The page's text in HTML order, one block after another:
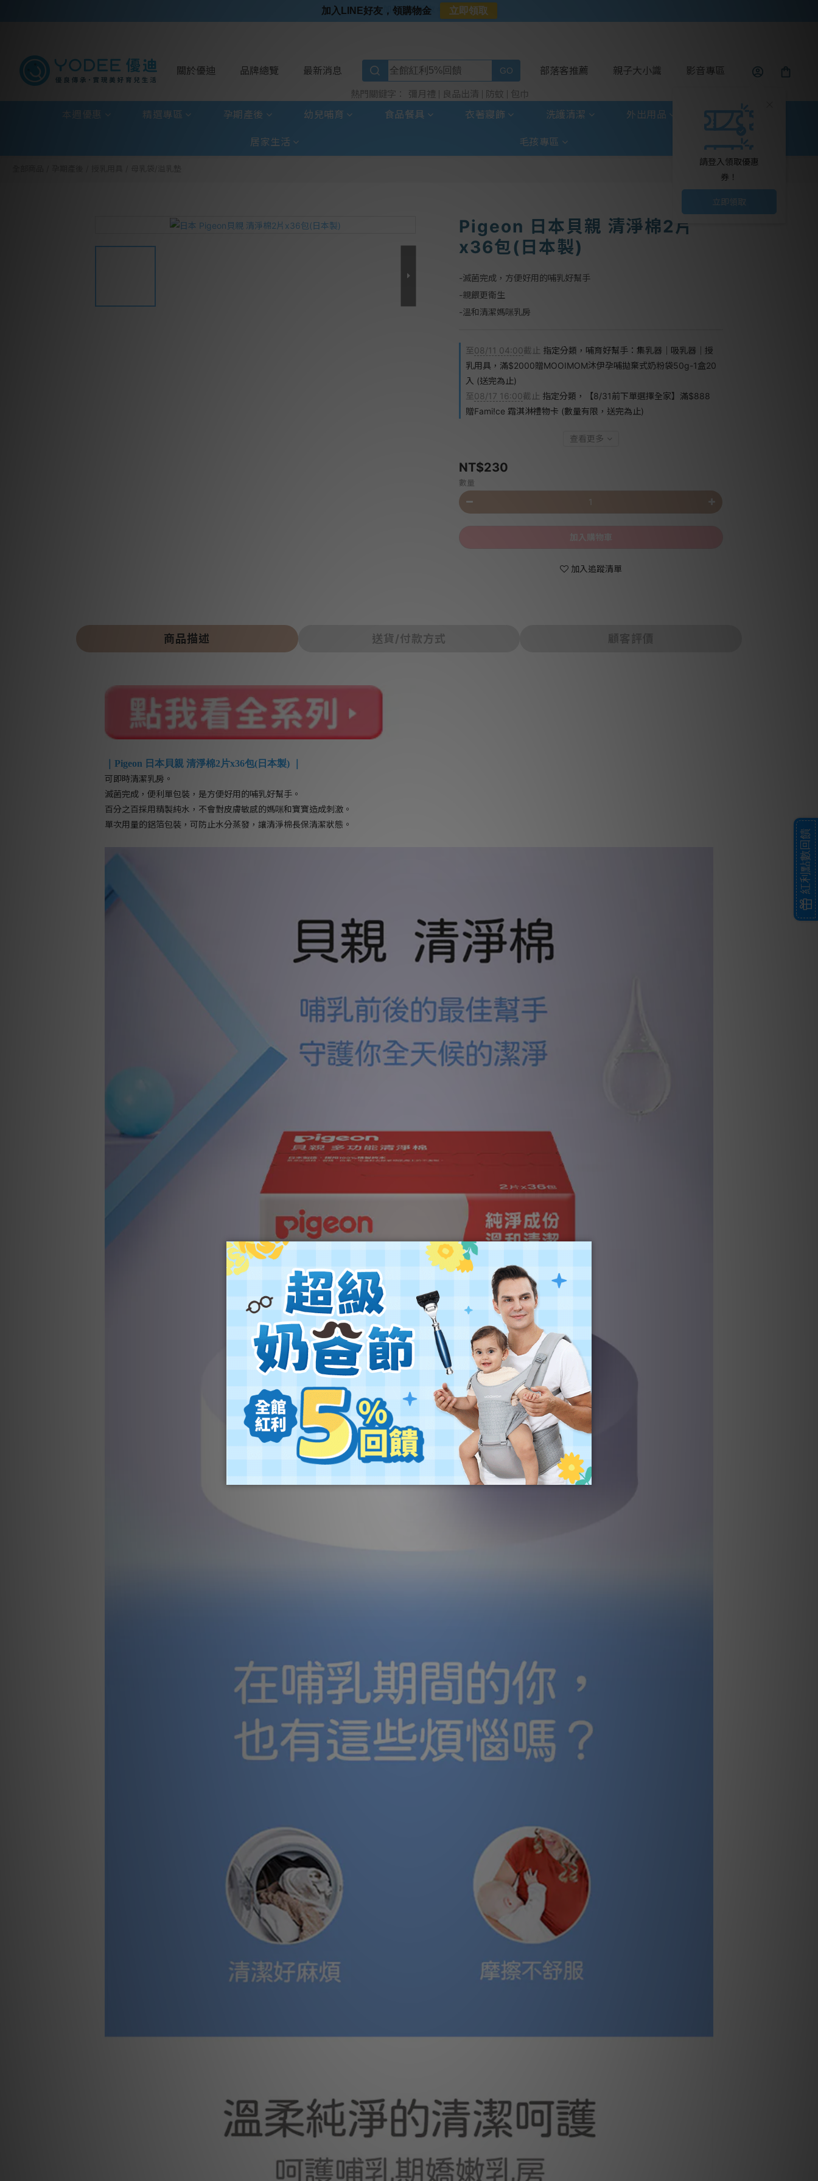
⭐加入LINE好友⭐
⭐超取選全家⭐滿$888贈霜淇淋禮物卡
關於優迪 品牌總覽 最新消息
熱門關鍵字： 彌月禮 良品出清 防蚊 包巾
部落客推薦 親子大小識 影音專區
請登入領取優惠
券！
立即領取
本週優惠 精選專區 孕期產後 幼兒哺育 食品餐具 衣著寢飾 洗護清潔 外出用品 玩具童書
居家生活 毛孩專區
Pigeon 日本貝親 清淨棉2片
x36包(日本製)
-滅菌完成，方便好用的哺乳好幫手
-親餵更衛生
-溫和清潔媽咪乳房
至08/11 04:00截止 指定分類，哺育好幫手：集乳器｜吸乳器｜授
乳用具，滿$2000贈MOOIMOM沐伊孕哺拋棄式奶粉袋50g-1盒20
入 (送完為止)
至08/17 16:00截止 指定分類，【8/31前下單選擇全家】滿$888
贈Fami!ce 霜淇淋禮物卡 (數量有限，送完為止)
查看更多
NT$230
數量
加入追蹤清單
商品描述 送貨/付款方式 顧客評價
｜Pigeon 日本貝親 清淨棉2片x36包(日本製) ｜
可即時清潔乳房。
滅菌完成，便利單包裝，是方便好用的哺乳好幫手。
百分之百採用精製純水，不會對皮膚敏感的媽咪和寶寶造成刺激。
單次用量的鋁箔包裝，可防止水分蒸發，讓清淨棉長保清潔狀態。
加入LINE好友，領購物金 立即領取
紅利點數回饋